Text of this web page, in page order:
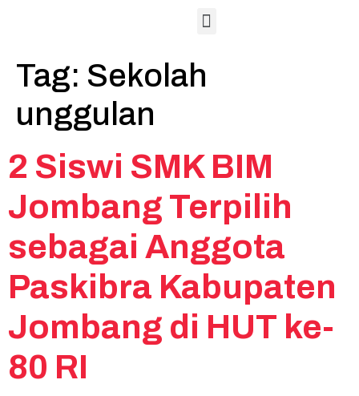
Tag: Sekolah
unggulan
2 Siswi SMK BIM
Jombang Terpilih
sebagai Anggota
Paskibra Kabupaten
Jombang di HUT ke-
80 RI